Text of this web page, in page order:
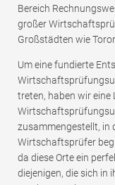
Bereich
großer
Großstädten wie
Um eine fundierte
treten, haben wir eine
zusammengestellt, in
Wirtschaftsprüfer
da diese Orte ein
diejenigen, die sich in